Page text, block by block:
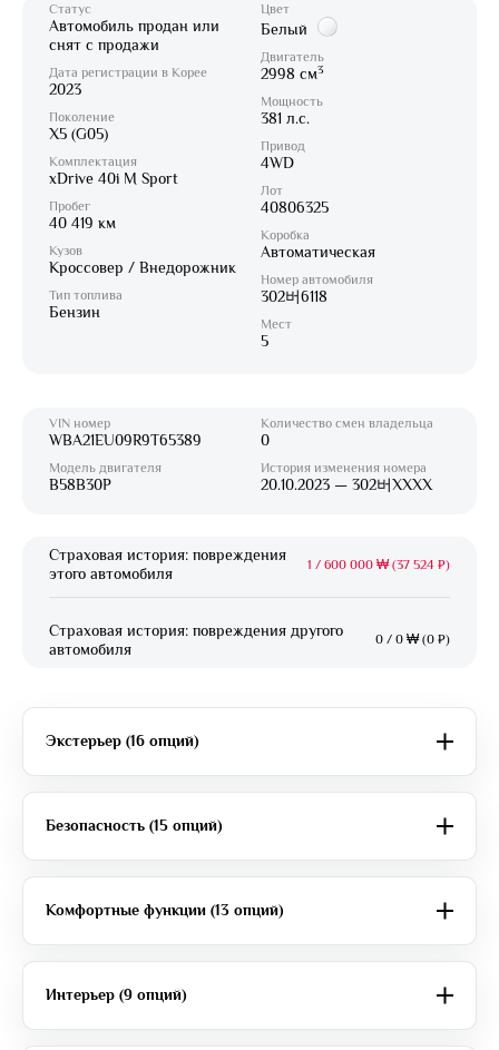
Статус
Автомобиль продан или
снят с продажи
Дата регистрации в Корее
2023
Поколение
X5 (G05)
Комплектация
xDrive 40i M Sport
Пробег
40 419 км
Кузов
Кроссовер / Внедорожник
Тип топлива
Бензин
Цвет
Белый
Двигатель
2998 см3
Мощность
381 л.с.
Привод
4WD
Лот
40806325
Коробка
Автоматическая
Номер автомобиля
302버6118
Мест
5
VIN номер
WBA21EU09R9T65389
Модель двигателя
B58B30P
Количество смен владельца
0
История изменения номера
20.10.2023 — 302버XXXX
Страховая история: повреждения
этого автомобиля
1 / 600 000 ₩ (37 524 ₽)
Страховая история: повреждения другого
автомобиля
0 / 0 ₩ (0 ₽)
Экстерьер (16 опций)
Безопасность (15 опций)
Комфортные функции (13 опций)
Интерьер (9 опций)